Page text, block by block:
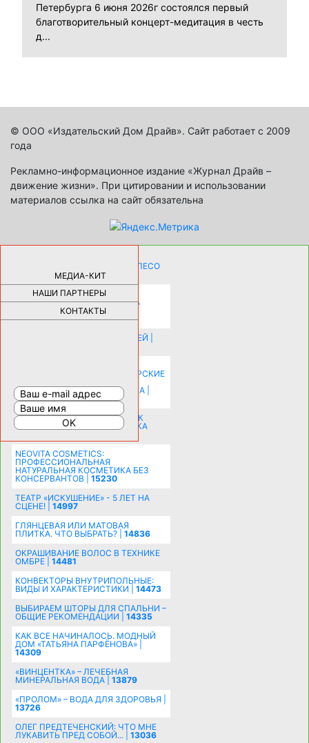
Петербурга 6 июня 2026г состоялся первый
благотворительный концерт-медитация в честь
д...
© ООО «Издательский Дом Драйв». Сайт работает с 2009
года
Рекламно-информационное издание «Журнал Драйв –
движение жизни». При цитировании и использовании
материалов ссылка на сайт обязательна
МЕДИА-КИТ
НАШИ ПАРТНЕРЫ
КОНТАКТЫ
КАК ДЕВУШКЕ ПОМЕНЯТЬ КОЛЕСО
НА АВТОМОБИЛЕ |69179
НОВЫЕ РАЗРАБОТКИ ДЛЯ
ОЗДОРОВЛЕНИЯ ОРГАНИЗМА
ПЛАТФОРМА ШУМАННА 3Д И
КАПСУЛА ЗДОРОВЬЯ |28291
ИСТОРИЯ НАКЛАДНЫХ НОГТЕЙ |
КОМНАТУ: ХИТРЫЕ ДИЗАЙНЕРСКИЕ
РАСШИРЕНИЯ ПРОСТРАНСТВА |
16198
СОБИРАЕМСЯ НА ПРАЗДНИК К
МОЛОДОЖЕНАМ: ПОДГОТОВКА
NEOVITA COSMETICS:
ПРОФЕССИОНАЛЬНАЯ
НАТУРАЛЬНАЯ КОСМЕТИКА БЕЗ
КОНСЕРВАНТОВ | 15230
ТЕАТР «ИСКУШЕНИЕ» - 5 ЛЕТ НА
СЦЕНЕ! | 14997
ГЛЯНЦЕВАЯ ИЛИ МАТОВАЯ
ПЛИТКА. ЧТО ВЫБРАТЬ? | 14836
ОКРАШИВАНИЕ ВОЛОС В ТЕХНИКЕ
ОМБРЕ | 14481
КОНВЕКТОРЫ ВНУТРИПОЛЬНЫЕ:
ВИДЫ И ХАРАКТЕРИСТИКИ | 14473
ВЫБИРАЕМ ШТОРЫ ДЛЯ СПАЛЬНИ –
ОБЩИЕ РЕКОМЕНДАЦИИ | 14335
КАК ВСЕ НАЧИНАЛОСЬ. МОДНЫЙ
ДОМ «ТАТЬЯНА ПАРФЁНОВА» |
14309
«ВИНЦЕНТКА» – ЛЕЧЕБНАЯ
МИНЕРАЛЬНАЯ ВОДА | 13879
«ПРОЛОМ» – ВОДА ДЛЯ ЗДОРОВЬЯ |
13726
ОЛЕГ ПРЕДТЕЧЕНСКИЙ: ЧТО МНЕ
ЛУКАВИТЬ ПРЕД СОБОЙ... | 13036